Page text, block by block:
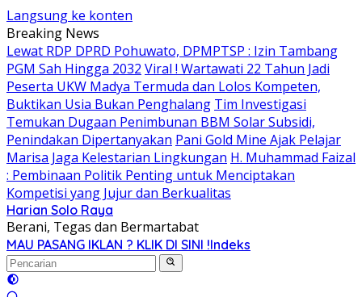
Langsung ke konten
Breaking News
Lewat RDP DPRD Pohuwato, DPMPTSP : Izin Tambang
PGM Sah Hingga 2032 Viral ! Wartawati 22 Tahun Jadi
Peserta UKW Madya Termuda dan Lolos Kompeten,
Buktikan Usia Bukan Penghalang Tim Investigasi
Temukan Dugaan Penimbunan BBM Solar Subsidi,
Penindakan Dipertanyakan Pani Gold Mine Ajak Pelajar
Marisa Jaga Kelestarian Lingkungan H. Muhammad Faizal
: Pembinaan Politik Penting untuk Menciptakan
Kompetisi yang Jujur dan Berkualitas
Harian Solo Raya
Berani, Tegas dan Bermartabat
MAU PASANG IKLAN ? KLIK DI SINI !Indeks